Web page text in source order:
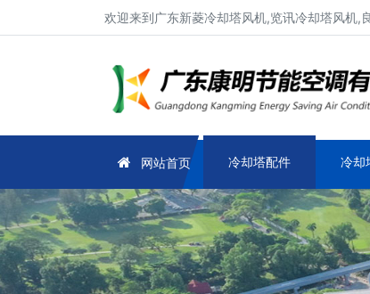
欢迎来到广东新菱冷却塔风机,览讯冷却塔风机,
网站首页 冷却塔配件 冷却